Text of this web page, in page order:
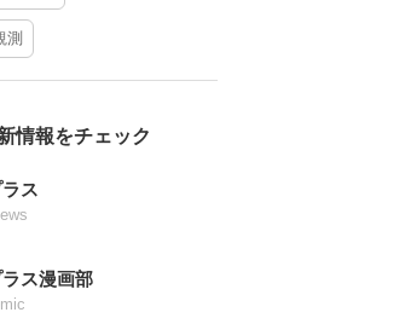
測
情報をチェック
ス
ス漫画部